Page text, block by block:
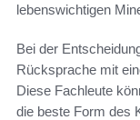
lebenswichtigen
Bei der
Rücksprache mit
Diese Fachleute
die beste Form des